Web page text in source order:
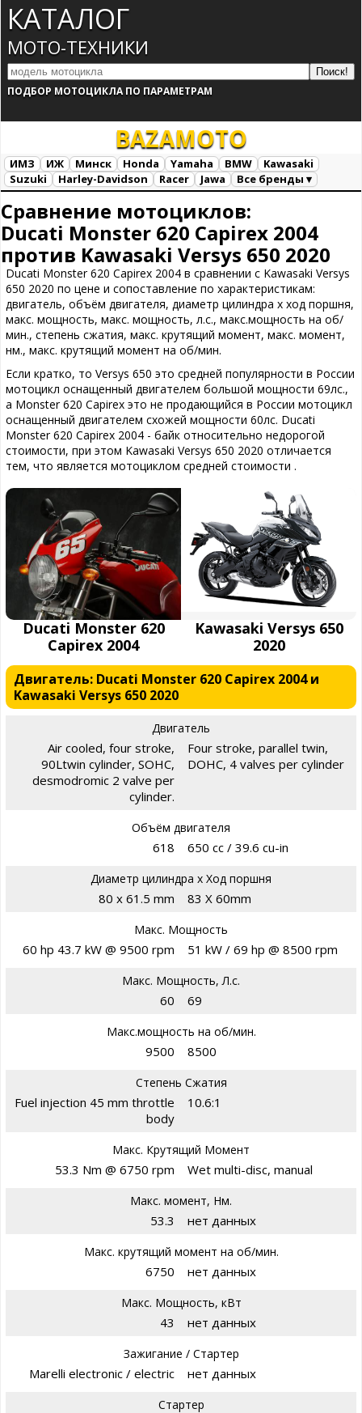
КАТАЛОГ
МОТО-ТЕХНИКИ
ПОДБОР МОТОЦИКЛА ПО ПАРАМЕТРАМ
BAZAMOTO
ИМЗ ИЖ Минск Honda Yamaha BMW
Kawasaki
Suzuki
Harley-Davidson Racer Jawa
Все бренды ▾
Сравнение мотоциклов:
Ducati Monster 620 Capirex 2004
против Kawasaki Versys 650 2020
Ducati Monster 620 Capirex 2004 в сравнении с Kawasaki Versys
650 2020 по цене и сопоставление по характеристикам:
двигатель, объём двигателя, диаметр цилиндра х ход поршня,
макс. мощность, макс. мощность, л.с., макс.мощность на об/
мин., степень сжатия, макс. крутящий момент, макс. момент,
нм., макс. крутящий момент на об/мин.
Если кратко, то Versys 650 это средней популярности в России
мотоцикл оснащенный двигателем большой мощности 69лс.,
а Monster 620 Capirex это не продающийся в России мотоцикл
оснащенный двигателем схожей мощности 60лс. Ducati
Monster 620 Capirex 2004 - байк относительно недорогой
стоимости, при этом Kawasaki Versys 650 2020 отличается
тем, что является мотоциклом средней стоимости .
Ducati Monster 620
Capirex 2004
Kawasaki Versys 650
2020
Двигатель: Ducati Monster 620 Capirex 2004 и
Kawasaki Versys 650 2020
Двигатель
Air cooled, four stroke,
90Ltwin cylinder, SOHC,
desmodromic 2 valve per
cylinder.
Four stroke, parallel twin,
DOHC, 4 valves per cylinder
Объём двигателя
618 650 cc / 39.6 cu-in
Диаметр цилиндра х Ход поршня
80 x 61.5 mm 83 X 60mm
Макс. Мощность
60 hp 43.7 kW @ 9500 rpm 51 kW / 69 hp @ 8500 rpm
Макс. Мощность, Л.с.
60 69
Макс.мощность на об/мин.
9500 8500
Степень Сжатия
Fuel injection 45 mm throttle
body
10.6:1
Макс. Крутящий Момент
53.3 Nm @ 6750 rpm Wet multi-disc, manual
Макс. момент, Нм.
53.3 нет данных
Макс. крутящий момент на об/мин.
6750 нет данных
Макс. Мощность, кВт
43 нет данных
Зажигание / Стартер
Marelli electronic / electric нет данных
Стартер